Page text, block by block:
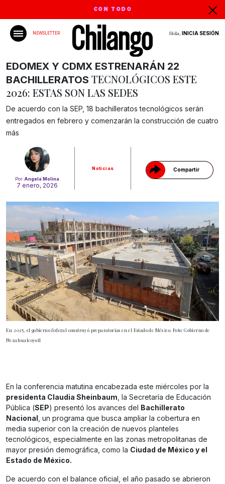
CON TODO
NEWSLETTER Hola, INICIA SESIÓN
Por Angela Molina
7 enero, 2026
Noticias Compartir
Gracias!
EDOMEX Y CDMX ESTRENARÁN 22
BACHILLERATOS TECNOLÓGICOS ESTE
2026: ESTAS SON LAS SEDES
De acuerdo con la SEP, 18 bachilleratos tecnológicos serán
entregados en febrero y comenzarán la construcción de cuatro
más
En 2025, el gobierno federal construyó preparatorias en el Estado de México. Foto: Gobierno de
Nezahualcoyotl
En la conferencia matutina encabezada este miércoles por la
presidenta Claudia Sheinbaum, la Secretaría de Educación
Pública (SEP) presentó los avances del
Bachillerato
Nacional , un programa que busca ampliar la cobertura en
media superior con la creación de nuevos planteles
tecnológicos, especialmente en las zonas metropolitanas de
mayor presión demográfica, como la Ciudad de México y el
Estado de México.
De acuerdo con el balance oficial, el año pasado se abrieron